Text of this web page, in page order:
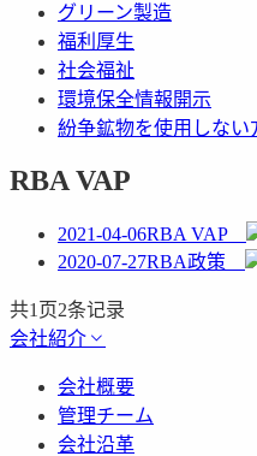
グリーン製造
福利厚生
社会福祉
環境保全情報開示
紛争鉱物を使用しない
RBA VAP
2021-04-06RBA VAP
2020-07-27​RBA政策
共1 页2条记录
会社紹介
会社概要
管理チーム
会社沿革